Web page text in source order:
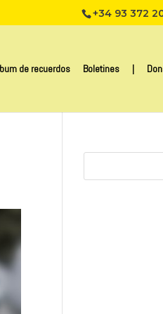
+34 93 372
de recuerdos Boletines |